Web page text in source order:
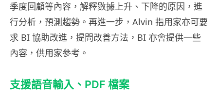
季度回顧等內容，解釋數據上升、下降的原因，進
行分析，預測趨勢。再進一步，Alvin 指用家亦可要
求 BI 協助改進，提問改善方法，BI 亦會提供一些
內容，供用家參考。
支援語音輸入、PDF 檔案